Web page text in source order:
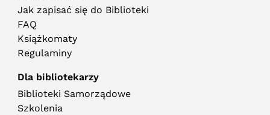
Jak zapisać się do Biblioteki
FAQ
Książkomaty
Regulaminy
Dla bibliotekarzy
Biblioteki Samorządowe
Szkolenia